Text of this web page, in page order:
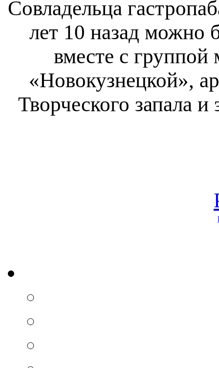
Совладельца
лет 10 назад можно
вместе с группой
«Новокузнецкой»,
Творческого запала и